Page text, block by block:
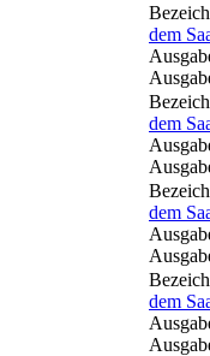
dem
dem
dem
dem